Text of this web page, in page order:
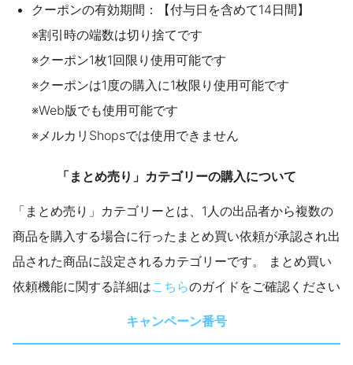
クーポンの有効期間：【付与日を含めて14日間】
※割引時の端数は切り捨てです
※クーポン1枚1回限り使用可能です
※クーポンは1度の購入に1枚限り使用可能です
※Web版でも使用可能です
※メルカリShopsでは使用できません
「まとめ売り」カテゴリーの購入について
「まとめ売り」カテゴリーとは、1人の出品者から複数の
商品を購入する場合に行ったまとめ買い依頼が承認され出
品された商品に設定されるカテゴリーです。 まとめ買い
依頼機能に関する詳細はこちらのガイドをご確認ください
キャンペーン番号